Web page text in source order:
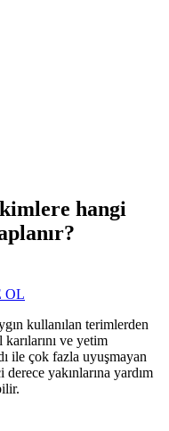
hangi
OL
kullanılan terimlerden
ve yetim
ile çok fazla uyuşmayan
yakınlarına yardım